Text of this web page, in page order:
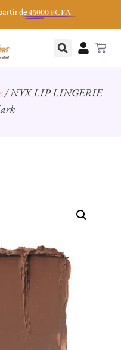
de 45000 FCFA
0
/ NYX LIP LINGERIE